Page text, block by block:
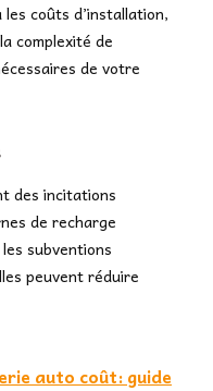
coûts d’installation,
complexité de
de votre
des incitations
de recharge
subventions
peuvent réduire
auto coût: guide